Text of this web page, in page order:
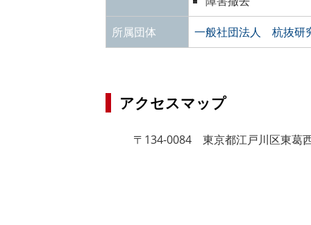
所属団体 一般社団法人 杭抜研
アクセスマップ
〒134-0084 東京都江戸川区東葛